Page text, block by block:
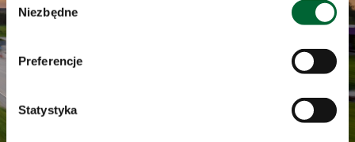
zgody
Niezbędne
Preferencje
Statystyka